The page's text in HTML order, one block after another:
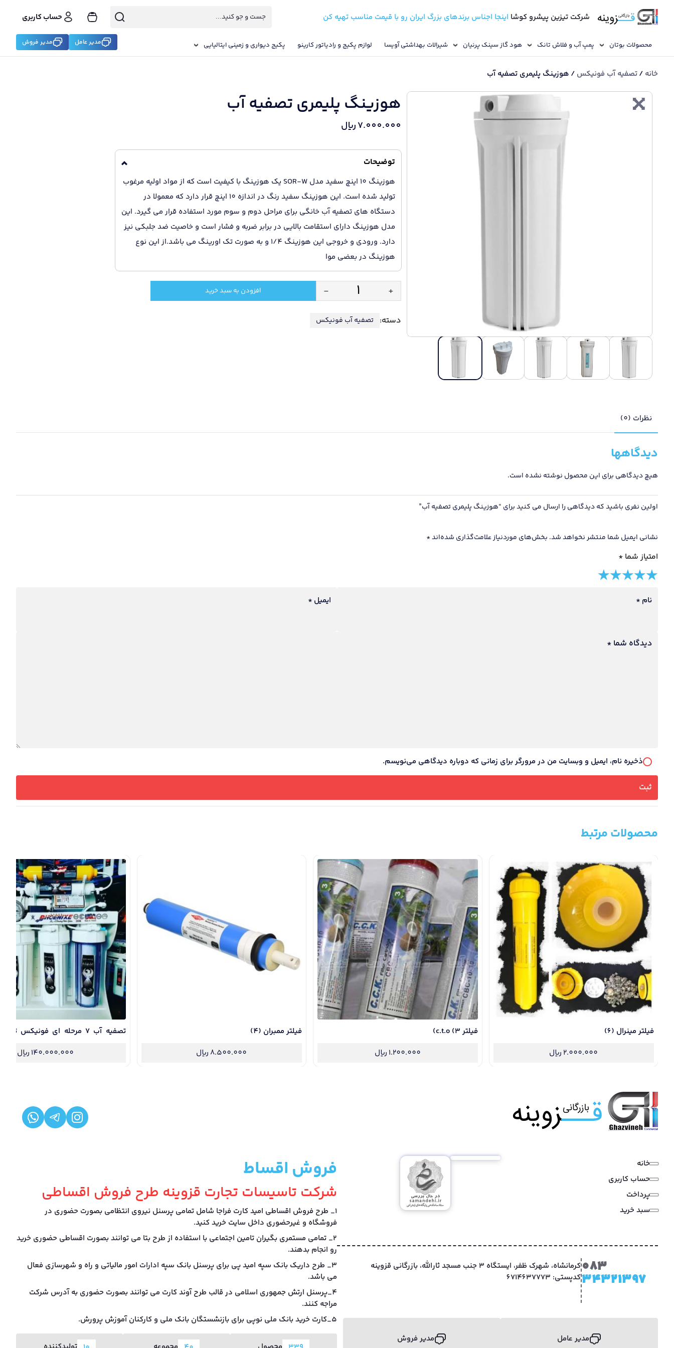
شرکت تیزین پیشرو کوشا اینجا اجناس برندهای بزرگ ایران رو با قیمت مناسب تهیه کن حساب کاربری
محصولات بوتان پمپ آب و فلاش تانک هود گاز سینک پرنیان شیرالات بهداشتی آویسا لوازم پکیج و رادیاتور کارینو پکیج دیواری و زمینی ایتالیایی مدیر عامل مدیر فروش
خانه /تصفیه آب فونیکس / هوزینگ پلیمری تصفیه آب
هوزینگ پلیمری تصفیه آب
7.000.000ریال
توضیحات
هوزینگ 10 اینچ سفید مدل SOR-W یک هوزینگ با کیفیت است که از مواد اولیه مرغوب
تولید شده است. این هوزینگ سفید رنگ در اندازه 10 اینچ قرار دارد که معمولا در
دستگاه های تصفیه آب خانگی برای مراحل دوم و سوم مورد استفاده قرار می گیرد. این
مدل هوزینگ دارای استقامت بالایی در برابر ضربه و فشار است و خاصیت ضد جلبکی نیز
دارد. ورودی و خروجی این هوزینگ 1/4 و به صورت تک اورینگ می باشد.از این نوع
هوزینگ در بعضی موا
هوزینگ
تصفیه
+
- افزودن به سبد خرید
دسته: تصفیه آب فونیکس
نظرات (0)
دیدگاهها
هیچ دیدگاهی برای این محصول نوشته نشده است.
اولین نفری باشید که دیدگاهی را ارسال می کنید برای “هوزینگ پلیمری تصفیه آب”
نشانی ایمیل شما منتشر نخواهد شد. بخش‌های موردنیاز علامت‌گذاری شده‌اند*
امتیاز شما *
1 of
stars
2 of
stars
3 of
4 of
5 of
دیدگاه شما *
نام * ایمیل *
ذخیره نام، ایمیل و وبسایت من در مرورگر برای زمانی که دوباره دیدگاهی می‌نویسم.
محصولات مرتبط
فیلتر مینرال (6)
2.000.000 ریال
فیلتر c.t.o (3)
1.200.000 ریال
فیلتر ممبران (4)
8.500.000 ریال
140.000.000 ریال
خانه
حساب کاربری
پرداخت
سبد خرید
083
34321397
کرمانشاه، شهرک ظفر، ایستگاه 3 جنب مسجد ثارالله، بازرگانی قزوینه
کدپستی: 6714637773
مدیر عامل مدیر فروش
فروش اقساط
شرکت تاسیسات تجارت قزوینه طرح فروش اقساطی
1_ طرح فروش اقساطی امید کارت فراجا شامل تمامی پرسنل نیروی انتظامی بصورت حضوری در
فروشگاه و غیرحضوری داخل سایت خرید کنید.
2_ تمامی مستمری بگیران تامین اجتماعی با استفاده از طرح بتا می توانند بصورت اقساطی حضوری خرید
رو انجام بدهند.
3_ طرح داریک بانک سپه امید پی برای پرسنل بانک سپه ادارات امور مالیاتی و راه و شهرسازی فعال
می باشد.
4_پرسنل ارتش جمهوری اسلامی در قالب طرح آوند کارت می توانند بصورت حضوری به آدرس شرکت
مراجه کنند.
5_کارت خرید بانک ملی نوپی برای بازنشستگان بانک ملی و کارکنان آموزش پرورش.